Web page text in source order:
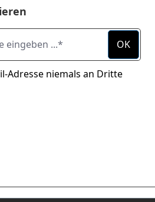
...
OK
Adresse niemals an Dritte